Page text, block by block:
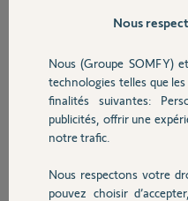
Sécurité
Domotique
Chauffage
Je souhaite supprimer le
Numéro Tahoma : 5153854C
Voici le PIN de ma Tahoma :
Je vous remercie par avance.
Denis G.
Participer
Nous
Nous (Groupe SOMFY)
technologies telles que
finalités suivantes:
publicités, offrir une
notre trafic.
Nous respectons votre
pouvez choisir